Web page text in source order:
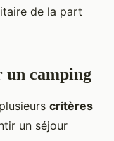
de la part
un camping
critères
un séjour